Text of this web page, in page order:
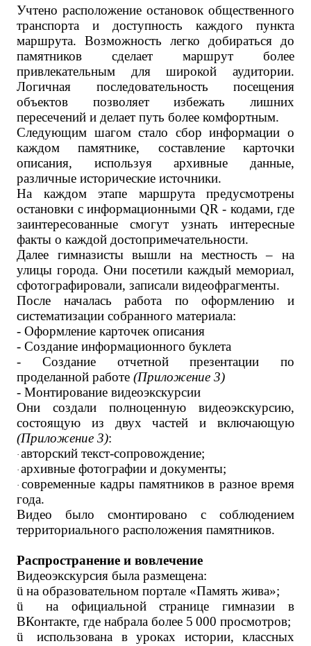
Учтено расположение остановок общественного
транспорта и доступность каждого пункта
маршрута. Возможность легко добираться до
памятников сделает маршрут более
привлекательным для широкой аудитории.
Логичная последовательность посещения
объектов позволяет избежать лишних
пересечений и делает путь более комфортным.
Следующим шагом стало сбор информации о
каждом памятнике, составление карточки
описания, используя архивные данные,
различные исторические источники.
На каждом этапе маршрута предусмотрены
остановки с информационными QR - кодами, где
заинтересованные смогут узнать интересные
факты о каждой достопримечательности.
Далее гимназисты вышли на местность – на
улицы города. Они посетили каждый мемориал,
сфотографировали, записали видеофрагменты.
После началась работа по оформлению и
систематизации собранного материала:
- Оформление карточек описания
- Создание информационного буклета
- Создание отчетной презентации по
проделанной работе (Приложение 3)
- Монтирование видеоэкскурсии
Они создали полноценную видеоэкскурсию,
состоящую из двух частей и включающую
(Приложение 3):
· авторский текст-сопровождение;
· архивные фотографии и документы;
· современные кадры памятников в разное время
года.
Видео было смонтировано с соблюдением
территориального расположения памятников.
Распространение и вовлечение
Видеоэкскурсия была размещена:
ü на образовательном портале «Память жива»;
ü
на официальной странице гимназии в
ВКонтакте, где набрала более 5 000 просмотров;
ü
использована в уроках истории, классных